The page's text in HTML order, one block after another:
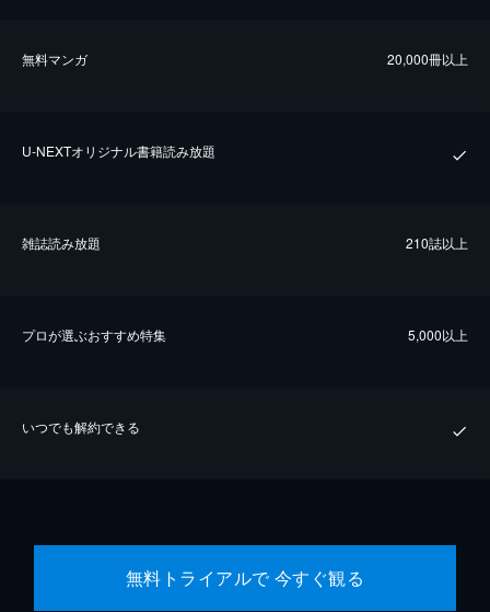
無料マンガ 20,000冊以上
U-NEXTオリジナル書籍読み放題
雑誌読み放題 210誌以上
プロが選ぶおすすめ特集 5,000以上
いつでも解約できる
無料トライアルで 今すぐ観る